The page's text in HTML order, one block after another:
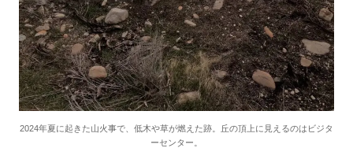
2024年夏に起きた山火事で、低木や草が燃えた跡。丘の頂上に見えるのはビジタ
ーセンター。